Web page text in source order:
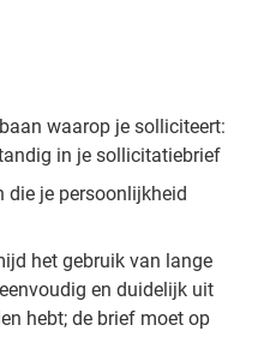
waarop je solliciteert:
in je sollicitatiebrief
die je persoonlijkheid
het gebruik van lange
en duidelijk uit
hebt; de brief moet op